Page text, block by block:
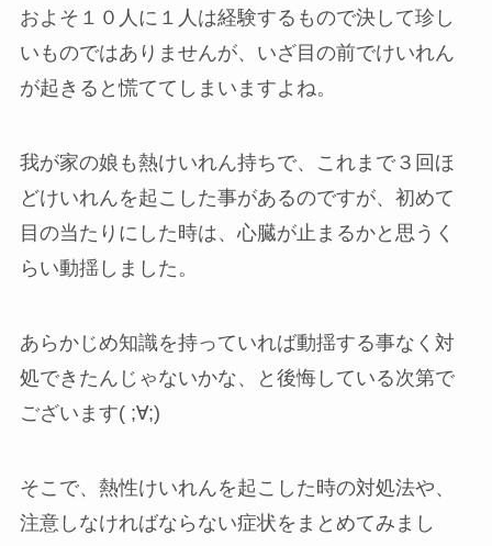
およそ１０人に１人は経験するもので決して珍し
いものではありませんが、いざ目の前でけいれん
が起きると慌ててしまいますよね。
我が家の娘も熱けいれん持ちで、これまで３回ほ
どけいれんを起こした事があるのですが、初めて
目の当たりにした時は、心臓が止まるかと思うく
らい動揺しました。
あらかじめ知識を持っていれば動揺する事なく対
処できたんじゃないかな、と後悔している次第で
ございます( ;∀;)
そこで、熱性けいれんを起こした時の対処法や、
注意しなければならない症状をまとめてみまし